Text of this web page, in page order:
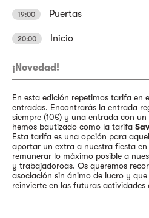
19:00 Puertas
20:00 Inicio
¡Novedad!
En esta edición repetimos tarifa en
entradas. Encontrarás la entrada
siempre (10€) y una entrada con un
hemos bautizado como la tarifa
Esta tarifa es una opción para
aportar un extra a nuestra fiesta
remunerar lo máximo posible a
y trabajadoroas. Os queremos
asociación sin ánimo de lucro y
reinvierte en las futuras actividades